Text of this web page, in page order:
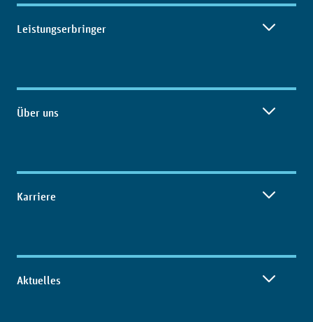
Leistungserbringer
Über uns
Karriere
Aktuelles